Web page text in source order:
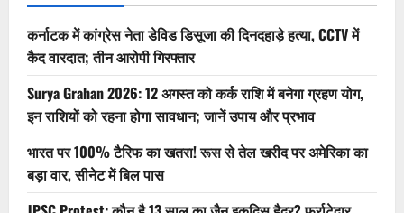
कर्नाटक में कांग्रेस नेता डेविड डिसूजा की दिनदहाड़े हत्या, CCTV में
कैद वारदात; तीन आरोपी गिरफ्तार
Surya Grahan 2026: 12 अगस्त को कर्क राशि में बनेगा ग्रहण योग,
इन राशियों को रहना होगा सावधान; जानें उपाय और प्रभाव
भारत पर 100% टैरिफ का खतरा! रूस से तेल खरीद पर अमेरिका का
बड़ा वार, सीनेट में बिल पास